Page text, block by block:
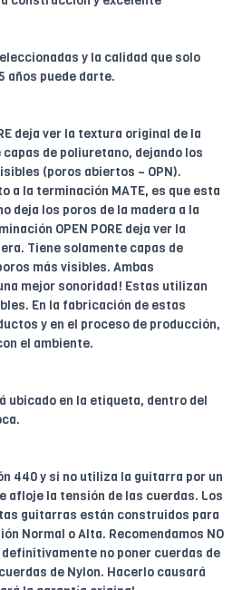
y la calidad que solo
años puede darte.
deja ver la textura original de la
de poliuretano, dejando los
(poros abiertos – OPN).
a la terminación MATE, es que esta
deja los poros de la madera a la
OPEN PORE deja ver la
Tiene solamente capas de
más visibles. Ambas
mejor sonoridad! Estas utilizan
En la fabricación de estas
y en el proceso de producción,
el ambiente.
ubicado en la etiqueta, dentro del
440 y si no utiliza la guitarra por un
afloje la tensión de las cuerdas. Los
guitarras están construidos para
Normal o Alta. Recomendamos NO
no poner cuerdas de
de Nylon. Hacerlo causará